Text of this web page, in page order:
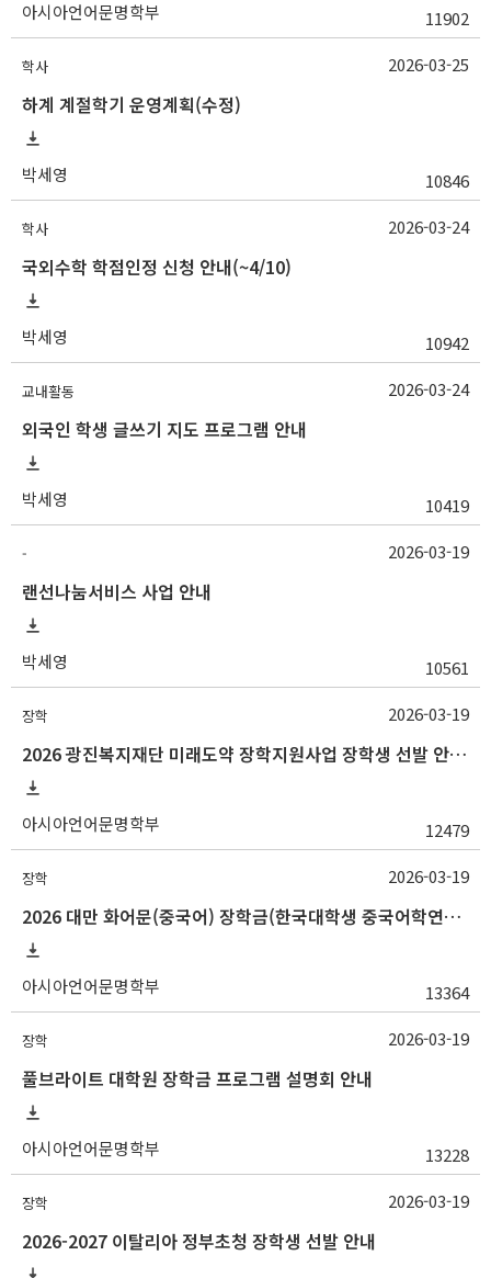
아시아언어문명학부 11902
학사
하계 계절학기 운영계획(수정)
박세영 10846
2026-03-25
학사
국외수학 학점인정 신청 안내(~4/10)
박세영 10942
2026-03-24
교내활동
외국인 학생 글쓰기 지도 프로그램 안내
박세영 10419
2026-03-24
-
랜선나눔서비스 사업 안내
박세영 10561
2026-03-19
장학
2026 광진복지재단 미래도약 장학지원사업 장학생 선발 안내(~3/25 10:00)
아시아언어문명학부 12479
2026-03-19
장학
2026 대만 화어문(중국어) 장학금(한국대학생 중국어학연수 지원) 선발 안내
아시아언어문명학부 13364
2026-03-19
장학
풀브라이트 대학원 장학금 프로그램 설명회 안내
아시아언어문명학부 13228
2026-03-19
장학
2026-2027 이탈리아 정부초청 장학생 선발 안내
2026-03-19